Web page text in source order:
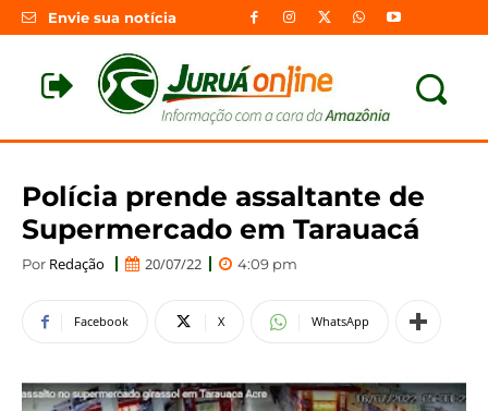
Envie sua notícia
Polícia prende assaltante de
Supermercado em Tarauacá
Por Redação 20/07/22 4:09 pm
Facebook X WhatsApp